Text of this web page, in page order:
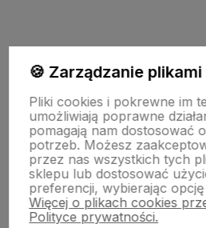
O firmie
Zasady sprzedaży
Pomoc
🍪 Zarządzanie
Pliki cookies i pokrewne im
umożliwiają poprawne
pomagają nam dostosować
potrzeb. Możesz
przez nas wszystkich tych
sklepu lub dostosować
preferencji, wybierając
Więcej o plikach cookies
Polityce prywatności.